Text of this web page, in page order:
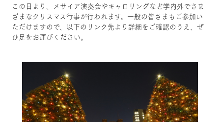
この日より、メサイア演奏会やキャロリングなど学内外でさま
ざまなクリスマス行事が行われます。一般の皆さまもご参加い
ただけますので、以下のリンク先より詳細をご確認のうえ、ぜ
ひ足をお運びください。